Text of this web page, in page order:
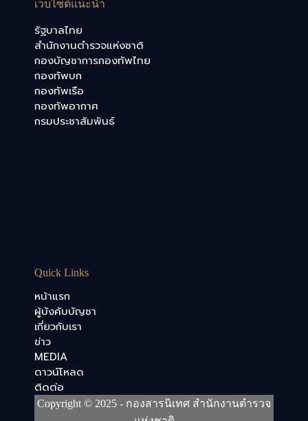
เว็บไซต์แนะนำ
รัฐบาลไทย
สำนักงานตำรวจแห่งชาติ
กองบัญชาการกองทัพไทย
กองทัพบก
กองทัพเรือ
กองทัพอากาศ
กรมประชาสัมพันธ์
Quick Links
หน้าแรก
ผู้บังคับบัญชา
เกี่ยวกับเรา
ข่าว
MEDIA
ดาวน์โหลด
ติดต่อ
Copyright © 2025 - กองสารนิเทศ สำนักงานตำรวจ